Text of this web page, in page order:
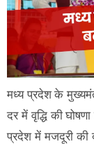
मध्य प्रदेश के
दर में वृद्धि की
प्रदेश में मजदूरी की